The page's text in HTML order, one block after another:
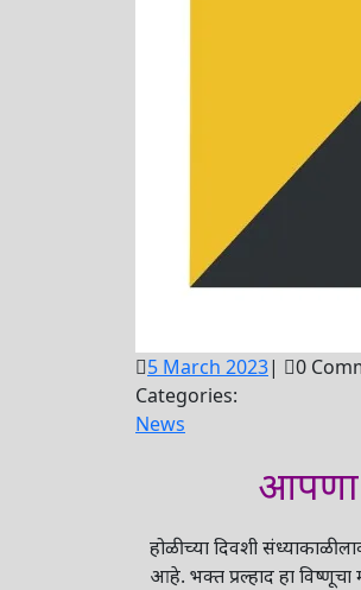
5 March 20235| 0
Categories:
News
होळी च्या दिवशी संध्याकाळी
आहे. भक्त प्रल्हाद हा